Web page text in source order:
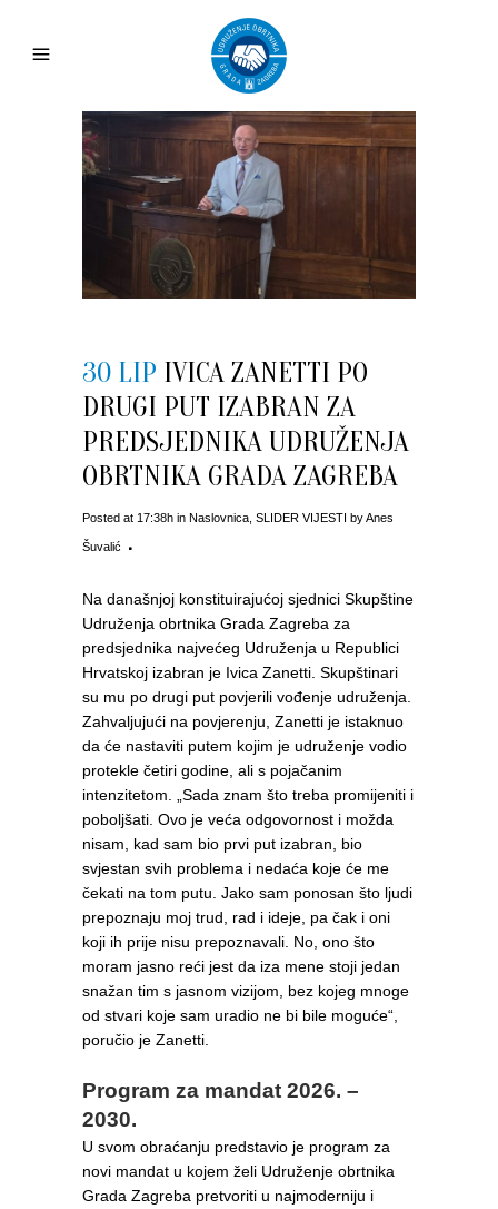
30 LIP IVICA ZANETTI PO
DRUGI PUT IZABRAN ZA
PREDSJEDNIKA UDRUŽENJA
OBRTNIKA GRADA ZAGREBA
Posted at 17:38h in Naslovnica SLIDER VIJESTI byAnes
Šuvalić
Na današnjoj konstituirajućoj sjednici Skupštine
Udruženja obrtnika Grada Zagreba za
predsjednika najvećeg Udruženja u Republici
Hrvatskoj izabran je Ivica Zanetti. Skupštinari
su mu po drugi put povjerili vođenje udruženja.
Zahvaljujući na povjerenju, Zanetti je istaknuo
da će nastaviti putem kojim je udruženje vodio
protekle četiri godine, ali s pojačanim
intenzitetom. „Sada znam što treba promijeniti i
poboljšati. Ovo je veća odgovornost i možda
nisam, kad sam bio prvi put izabran, bio
svjestan svih problema i nedaća koje će me
čekati na tom putu. Jako sam ponosan što ljudi
prepoznaju moj trud, rad i ideje, pa čak i oni
koji ih prije nisu prepoznavali. No, ono što
moram jasno reći jest da iza mene stoji jedan
snažan tim s jasnom vizijom, bez kojeg mnoge
od stvari koje sam uradio ne bi bile moguće“,
poručio je Zanetti.
Program za mandat 2026. –
2030.
U svom obraćanju predstavio je program za
novi mandat u kojem želi Udruženje obrtnika
Grada Zagreba pretvoriti u najmoderniju i